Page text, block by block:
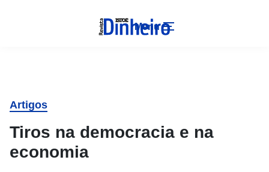
Menu
Artigos
Tiros na democracia e na
economia